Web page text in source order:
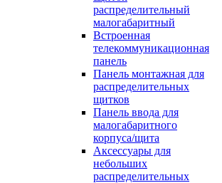
распределительный
малогабаритный
Встроенная
телекоммуникационная
панель
Панель монтажная для
распределительных
щитков
Панель ввода для
малогабаритного
корпуса/щита
Аксессуары для
небольших
распределительных